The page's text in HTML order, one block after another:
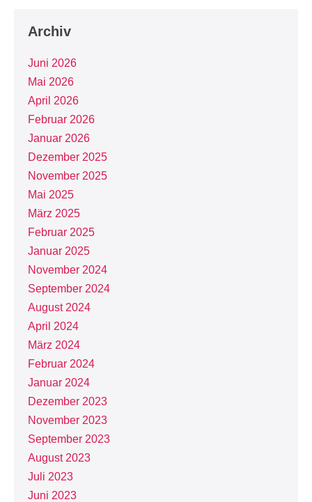
Archiv
Juni 2026
Mai 2026
April 2026
Februar 2026
Januar 2026
Dezember 2025
November 2025
Mai 2025
März 2025
Februar 2025
Januar 2025
November 2024
September 2024
August 2024
April 2024
März 2024
Februar 2024
Januar 2024
Dezember 2023
November 2023
September 2023
August 2023
Juli 2023
Juni 2023